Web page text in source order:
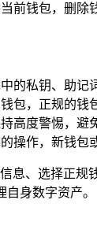
前钱包，删除
的私钥、助
包，正规的
高度警惕，避
操作，新钱
息、选择正
身数字资产。